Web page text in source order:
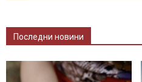
Последни новини